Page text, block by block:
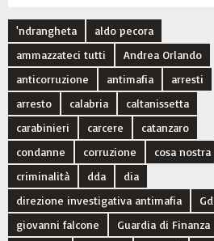
'ndrangheta
aldo pecora
ammazzateci tutti
Andrea Orlando
anticorruzione
antimafia
arresti
arresto
calabria
caltanissetta
carabinieri
carcere
catanzaro
condanne
corruzione
cosa nostra
criminalità
dda
dia
direzione investigativa antimafia
giovanni falcone
Guardia di Finanza